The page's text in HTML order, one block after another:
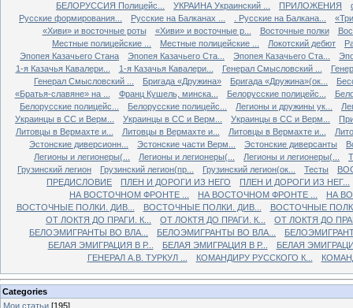
БЕЛОРУССИЯ Полицейс...
УКРАИНА Украинский ... ПРИЛОЖЕНИЯ
Русские формирования...
Русские на Балканах ... . Русские на Балкана...
«Хиви» и восточные роты
«Хиви» и восточные р... Восточные полки
Местные полицейские ...
Местные полицейские ... Локотский дебют
Эпопея Казачьего Стана
Эпопея Казачьего Ста... Эпопея Казачьего Ста...
1-я Казачья Кавалери...
1-я Казачья Кавалери... Генерал Смысловский ...
Генерал Смысловский ...
Бригада «Дружина» Бригада «Дружина»(ок...
«Братья-славяне» на ...
Франц Кушель, минска... Белорусские полицейс...
Белорусские полицейс...
Белорусские полицейс... Легионы и дружины ук...
Украинцы в СС и Верм...
Украинцы в СС и Верм... Украинцы в СС и Верм...
Литовцы в Вермахте и...
Литовцы в Вермахте и... Литовцы в Вермахте и...
Эстонские диверсионн...
Эстонские части Верм... Эстонские диверсанты
Легионы и легионеры(...
Легионы и легионеры(... Легионы и легионеры(...
Грузинский легион
Грузинский легион(пр... Грузинский легион(ок... Тесты
ПРЕДИСЛОВИЕ
ПЛЕН И ДОРОГИ ИЗ НЕГО
ПЛЕН И ДОРОГИ ИЗ НЕГ...
НА ВОСТОЧНОМ ФРОНТЕ ...
НА ВОСТОЧНОМ ФРОНТЕ ...
НА
ВОСТОЧНЫЕ ПОЛКИ. ДИВ...
ВОСТОЧНЫЕ ПОЛКИ. ДИВ...
ВОСТОЧНЫЕ
ОТ ЛОКТЯ ДО ПРАГИ. К...
ОТ ЛОКТЯ ДО ПРАГИ. К...
ОТ ЛОКТЯ ДО
БЕЛОЭМИГРАНТЫ ВО ВЛА...
БЕЛОЭМИГРАНТЫ ВО ВЛА...
БЕЛАЯ ЭМИГРАЦИЯ В Р...
БЕЛАЯ ЭМИГРАЦИЯ В Р...
БЕЛАЯ
ГЕНЕРАЛ А.В. ТУРКУЛ ...
КОМАНДИРУ РУССКОГО К...
Categories
Мои статьи [195]